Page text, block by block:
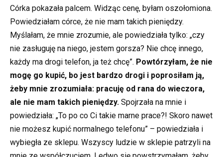
Córka pokazała palcem. Widząc cenę, byłam oszołomiona.
Powiedziałam córce, że nie mam takich pieniędzy.
Myślałam, że mnie zrozumie, ale powiedziała tylko: „czy
nie zasługuję na niego, jestem gorsza? Nie chcę innego,
każdy ma drogi telefon, ja też chcę”. Powtórzyłam, że nie
mogę go kupić, bo jest bardzo drogi i poprosiłam ją,
żeby mnie zrozumiała: pracuję od rana do wieczora,
ale nie mam takich pieniędzy. Spojrzała na mnie i
powiedziała: „To po co Ci takie marne prace?! Skoro nawet
nie możesz kupić normalnego telefonu” – powiedziała i
wybiegła ze sklepu. Wszyscy ludzie w sklepie patrzyli na